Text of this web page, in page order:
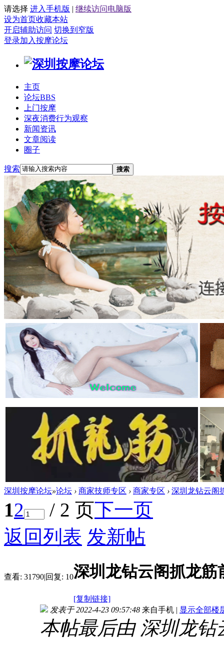
请选择 进入手机版 | 继续访问电脑版
设为首页收藏本站
开启辅助访问 切换到窄版
登录加入按摩论坛
主页
论坛BBS
上门按摩
深夜消费行为观察
新闻资讯
文章阅读
圈子
搜索 搜索
深圳按摩论坛»论坛 › 商家技师专区 › 商家专区 › 深圳龙钻云阁
12 / 2 页下一页
返回列表 发新帖
查看: 31790|回复: 10深圳龙钻云阁抓龙筋
[复制链接]
发表于 2022-4-23 09:57:48 来自手机 | 显示全部楼
本帖最后由 深圳龙钻